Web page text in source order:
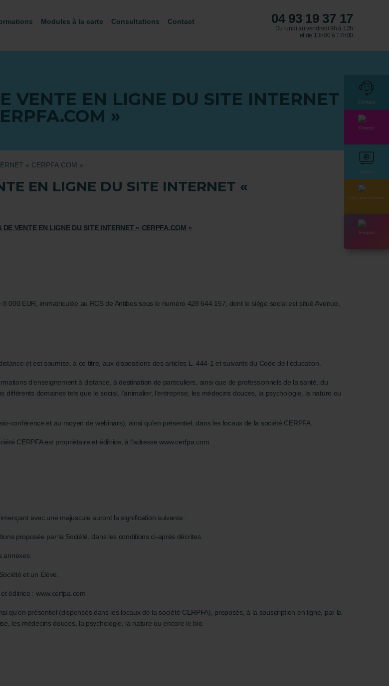
Modules à la carte Consultations Contact 04 93 19 37 17
Du lundi au vendredi 9h à 12h
et de 13h00 à 17h00
Contact
Promo
Vidéo
Documentation
Emploi
VENTE EN LIGNE DU SITE INTERNET «
»
« CERPFA.COM »
EN LIGNE DU SITE INTERNET «
VENTE EN LIGNE DU SITE INTERNET « CERPFA.COM »
000 EUR, immatriculée au RCS de Antibes sous le numéro 428 644 157, dont le siège social est situé Avenue,
et est soumise, à ce titre, aux dispositions des articles L. 444-1 et suivants du Code de l’éducation.
d’enseignement à distance, à destination de particuliers, ainsi que de professionnels de la santé, du
domaines tels que le social, l’animalier, l’entreprise, les médecins douces, la psychologie, la nature ou
conférence et au moyen de webinars), ainsi qu’en présentiel, dans les locaux de la société CERPFA.
CERPFA est propriétaire et éditrice, à l’adresse www.cerfpa.com.
avec une majuscule auront la signification suivante :
proposée par la Société, dans les conditions ci-après décrites.
annexes.
et un Élève.
éditrice : www.cerfpa.com
qu’en présentiel (dispensés dans les locaux de la société CERPFA), proposés, à la souscription en ligne, par la
les médecins douces, la psychologie, la nature ou encore le bio.